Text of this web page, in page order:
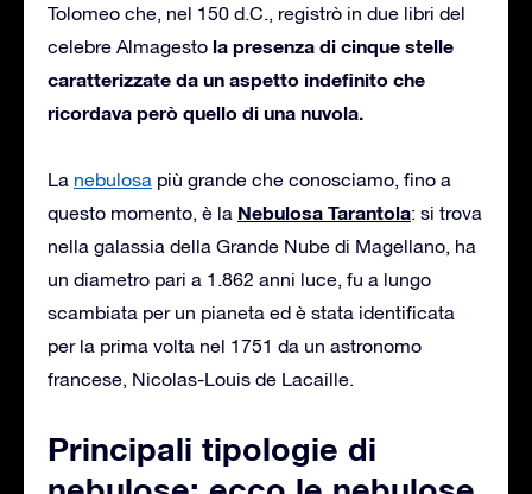
Tolomeo che, nel 150 d.C., registrò in due libri del
celebre Almagesto la presenza di cinque stelle
caratterizzate da un aspetto indefinito che
ricordava però quello di una nuvola.
La nebulosa più grande che conosciamo, fino a
questo momento, è la Nebulosa Tarantola: si trova
nella galassia della Grande Nube di Magellano, ha
un diametro pari a 1.862 anni luce, fu a lungo
scambiata per un pianeta ed è stata identificata
per la prima volta nel 1751 da un astronomo
francese, Nicolas-Louis de Lacaille.
Principali tipologie di